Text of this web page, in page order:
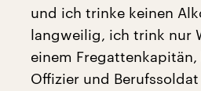
und ich trinke keinen
langweilig, ich trink nur
einem
Offizier und